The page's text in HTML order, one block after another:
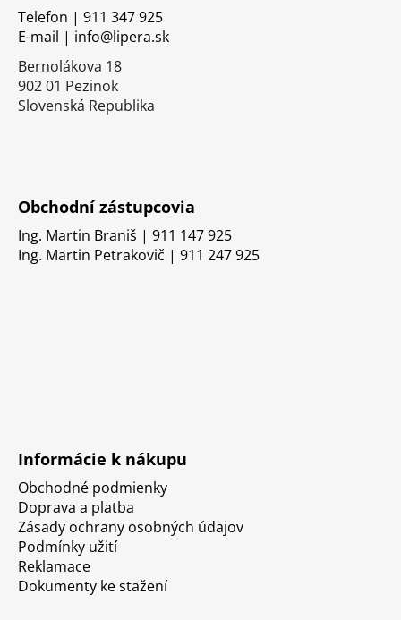
Telefon | 911 347 925
E-mail | info@lipera.sk
Bernolákova 18
902 01 Pezinok
Slovenská Republika
Obchodní zástupcovia
Ing. Martin Braniš | 911 147 925
Ing. Martin Petrakovič | 911 247 925
Informácie k nákupu
Obchodné podmienky
Doprava a platba
Zásady ochrany osobných údajov
Podmínky užití
Reklamace
Dokumenty ke stažení